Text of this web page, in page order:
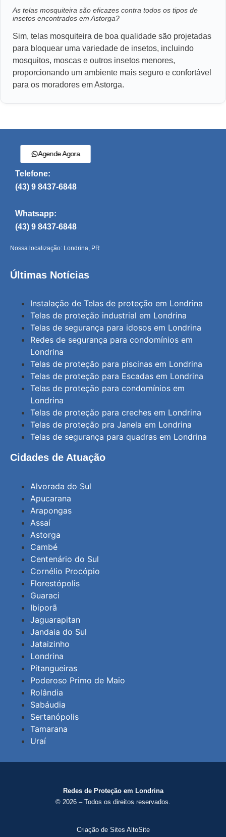
As telas mosquiteira são eficazes contra todos os tipos de
insetos encontrados em Astorga?
Sim, telas mosquiteira de boa qualidade são projetadas
para bloquear uma variedade de insetos, incluindo
mosquitos, moscas e outros insetos menores,
proporcionando um ambiente mais seguro e confortável
para os moradores em Astorga.
Agende Agora
Telefone:
(43) 9 8437-6848
Whatsapp:
(43) 9 8437-6848
Nossa localização: Londrina, PR
Últimas Notícias
Instalação de Telas de proteção em Londrina
Telas de proteção industrial em Londrina
Telas de segurança para idosos em Londrina
Redes de segurança para condomínios em
Londrina
Telas de proteção para piscinas em Londrina
Telas de proteção para Escadas em Londrina
Telas de proteção para condomínios em
Londrina
Telas de proteção para creches em Londrina
Telas de proteção pra Janela em Londrina
Telas de segurança para quadras em Londrina
Cidades de Atuação
Alvorada do Sul
Apucarana
Arapongas
Assaí
Astorga
Cambé
Centenário do Sul
Cornélio Procópio
Florestópolis
Guaraci
Ibiporã
Jaguarapitan
Jandaia do Sul
Jataizinho
Londrina
Pitangueiras
Poderoso Primo de Maio
Rolândia
Sabáudia
Sertanópolis
Tamarana
Uraí
Redes de Proteção em Londrina
© 2026 – Todos os direitos reservados.
Criação de Sites AltoSite